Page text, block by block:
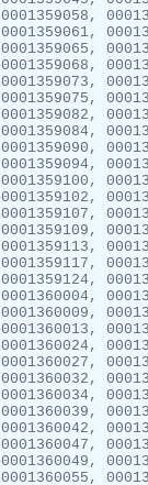
0001359058,
0001359061,
0001359065,
0001359068,
0001359073,
0001359075,
0001359082,
0001359084,
0001359090,
0001359094,
0001359100,
0001359102,
0001359107,
0001359109,
0001359113,
0001359117,
0001359124,
0001360004,
0001360009,
0001360013,
0001360024,
0001360027,
0001360032,
0001360034,
0001360039,
0001360042,
0001360047,
0001360049,
0001360055,